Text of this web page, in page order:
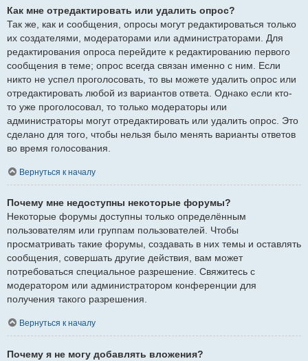
Как мне отредактировать или удалить опрос?
Так же, как и сообщения, опросы могут редактироваться только
их создателями, модераторами или администраторами. Для
редактирования опроса перейдите к редактированию первого
сообщения в теме; опрос всегда связан именно с ним. Если
никто не успел проголосовать, то вы можете удалить опрос или
отредактировать любой из вариантов ответа. Однако если кто-
то уже проголосовал, то только модераторы или
администраторы могут отредактировать или удалить опрос. Это
сделано для того, чтобы нельзя было менять варианты ответов
во время голосования.
Вернуться к началу
Почему мне недоступны некоторые форумы?
Некоторые форумы доступны только определённым
пользователям или группам пользователей. Чтобы
просматривать такие форумы, создавать в них темы и оставлять
сообщения, совершать другие действия, вам может
потребоваться специальное разрешение. Свяжитесь с
модератором или администратором конференции для
получения такого разрешения.
Вернуться к началу
Почему я не могу добавлять вложения?